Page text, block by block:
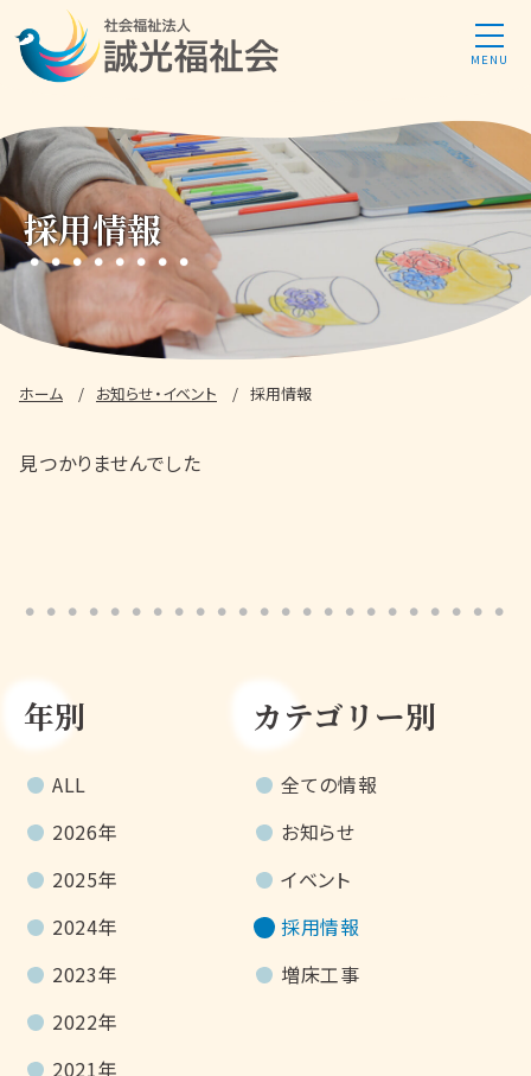
採用情報
ホーム お知らせ・イベント 採用情報
見つかりませんでした
年別
ALL
2026年
2025年
2024年
2023年
2022年
2021年
カテゴリー別
全ての情報
お知らせ
イベント
採用情報
増床工事